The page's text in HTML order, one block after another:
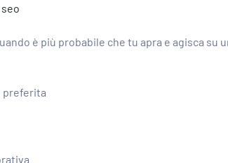
è più probabile che tu apra e agisca su
preferita